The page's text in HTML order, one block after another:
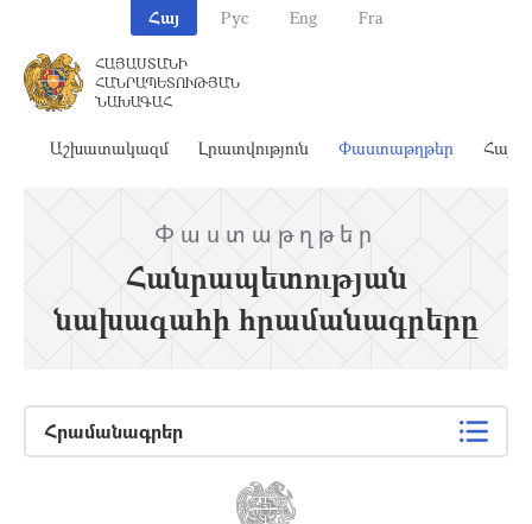
Հայ Рус Eng Fra
ՀԱՅԱՍՏԱՆԻ
ՀԱՆՐԱՊԵՏՈՒԹՅԱՆ
ՆԱԽԱԳԱՀ
Աշխատակազմ Լրատվություն Փաստաթղթեր
Փաստաթղթեր
Հանրապետության
նախագահի հրամանագրերը
Հրամանագրեր